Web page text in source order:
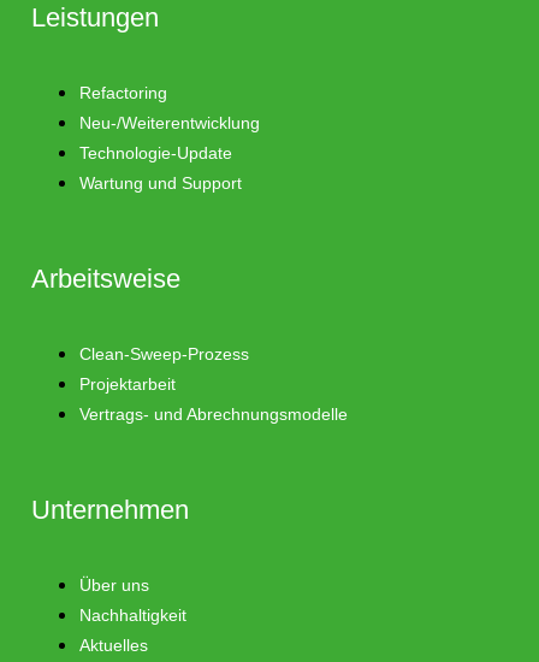
Leistungen
Refactoring
Neu-/Weiterentwicklung
Technologie-Update
Wartung und Support
Arbeitsweise
Clean-Sweep-Prozess
Projektarbeit
Vertrags- und Abrechnungsmodelle
Unternehmen
Über uns
Nachhaltigkeit
Aktuelles